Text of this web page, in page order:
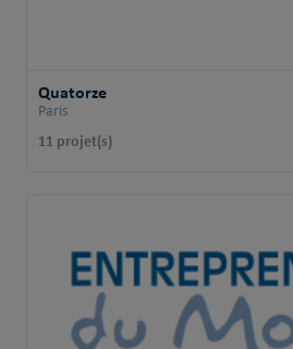
Quatorze
Paris
11 projet(s)